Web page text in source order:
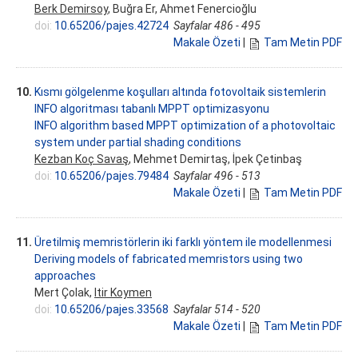
Berk Demirsoy, Buğra Er, Ahmet Fenercioğlu
doi: 10.65206/pajes.42724 Sayfalar 486 - 495
Makale Özeti
Tam Metin PDF
10. Kısmı gölgelenme koşulları altında fotovoltaik sistemlerin
INFO algoritması tabanlı MPPT optimizasyonu
INFO algorithm based MPPT optimization of a photovoltaic
system under partial shading conditions
Kezban Koç Savaş, Mehmet Demirtaş, İpek Çetinbaş
doi: 10.65206/pajes.79484 Sayfalar 496 - 513
Makale Özeti
Tam Metin PDF
11. Üretilmiş memristörlerin iki farklı yöntem ile modellenmesi
Deriving models of fabricated memristors using two
approaches
Mert Çolak, Itir Koymen
doi: 10.65206/pajes.33568 Sayfalar 514 - 520
Makale Özeti
Tam Metin PDF